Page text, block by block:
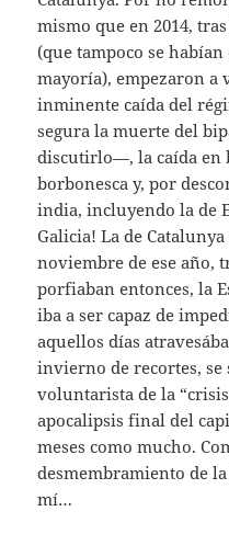
mismo que en 2014,
(que tampoco se
mayoría), empezaron a
inminente caída del
segura la muerte del
discutirlo—, la caída en
borbonesca y, por
india, incluyendo la de
Galicia! La de
noviembre de ese año,
porfiaban entonces, la
iba a ser capaz de
aquellos días
invierno de recortes,
voluntarista de la
apocalipsis final del
meses como mucho.
desmembramiento de
mí…